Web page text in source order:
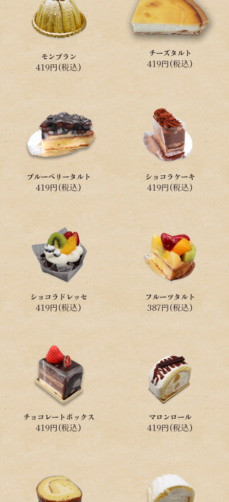
モンブラン
419円(税込)
チーズタルト
419円(税込)
ブルーベリータルト
419円(税込)
ショコラケーキ
419円(税込)
ショコラドレッセ
419円(税込)
フルーツタルト
387円(税込)
チョコレートボックス
419円(税込)
マロンロール
419円(税込)